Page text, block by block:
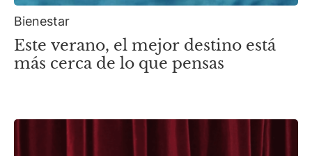
Bienestar
Este verano, el mejor destino está
más cerca de lo que pensas